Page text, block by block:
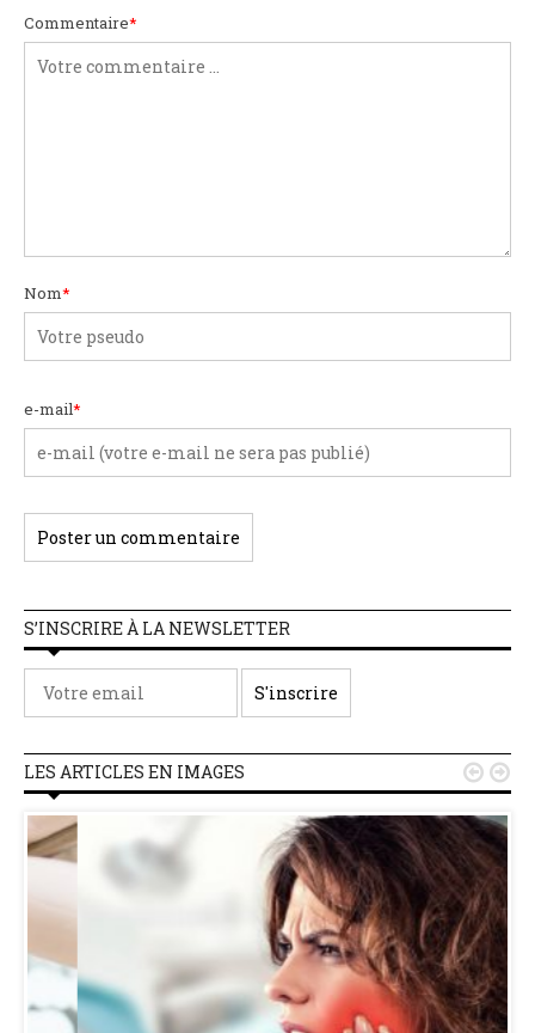
Commentaire*
Nom*
e-mail*
S’INSCRIRE À LA NEWSLETTER
LES ARTICLES EN IMAGES  